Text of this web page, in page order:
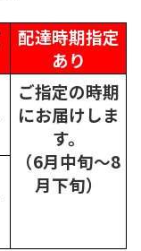
配達時期指定
あり
ご指定の時期
にお届けしま
す。
（6月中旬～8
月下旬）